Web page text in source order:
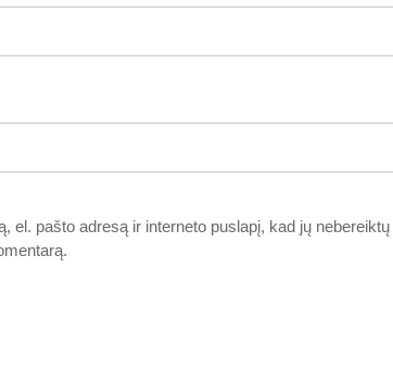
el. pašto adresą ir interneto puslapį, kad jų nebereiktų